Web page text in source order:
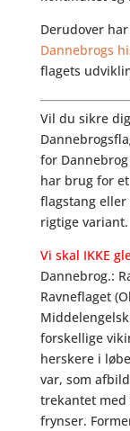
Derudover
Dannebrogs
flagets
Vil du sikre
for
har brug for
flagstang
rigtige variant.
Vi skal IKKE
Dannebrog.:
Ravneflaget
forskellige
herskere i
var, som
trekantet
frynser.